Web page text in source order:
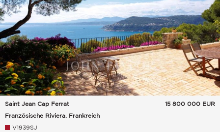
Saint Jean Cap Ferrat
Französische Riviera, Frankreich
15 800 000 EUR
V1939SJ